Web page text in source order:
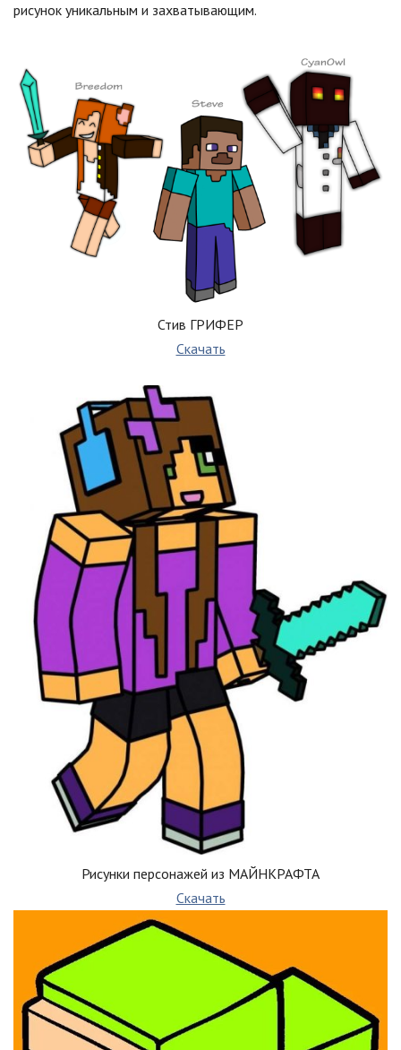
рисунок уникальным и захватывающим.
Стив ГРИФЕР
Скачать
Рисунки персонажей из МАЙНКРАФТА
Скачать